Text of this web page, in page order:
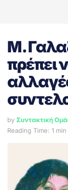
Μ.
πρέπει
by Συντακτική
Reading Time: 1